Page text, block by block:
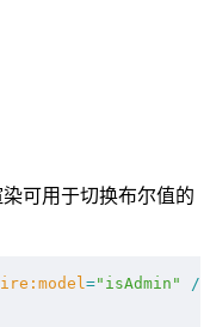
可用于切换布尔值的
="isAdmin"
/>